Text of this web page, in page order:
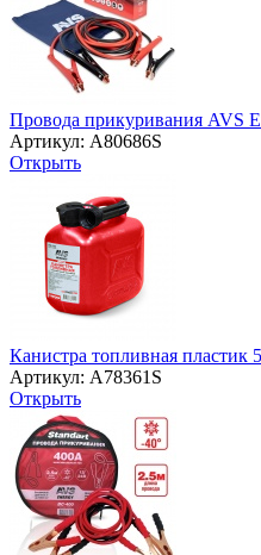
Провода прикуривания AVS
Артикул: A80686S
Открыть
Канистра топливная пластик
Артикул: A78361S
Открыть